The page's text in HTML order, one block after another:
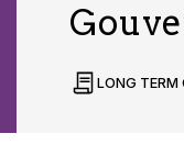
LONG TERM